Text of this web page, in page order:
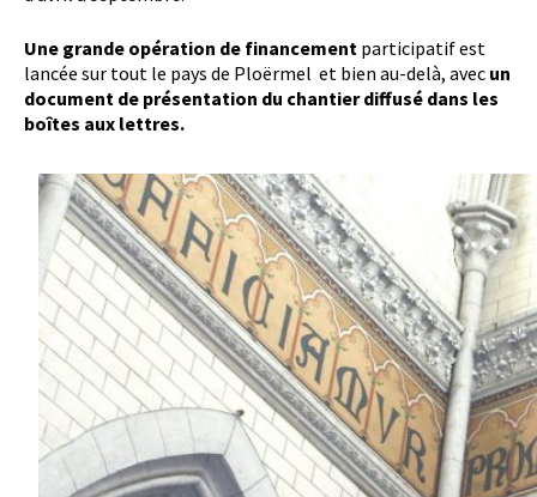
Une grande opération de financement participatif est
lancée sur tout le pays de Ploërmel et bien au-delà, avec un
document de présentation du chantier diffusé dans les
boîtes aux lettres.